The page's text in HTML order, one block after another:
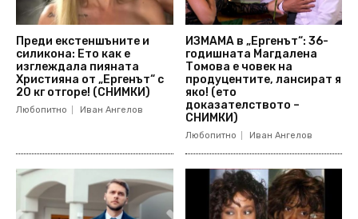
Преди екстеншъните и
силикона: Ето как е
изглеждала пияната
Християна от „Ергенът“ с
20 кг отгоре! (СНИМКИ)
Любопитно Иван Ангелов
ИЗМАМА в „Ергенът“: 36-
годишната Магдалена
Томова е човек на
продуцентите, лансират я
яко! (ето
доказателството –
СНИМКИ)
Любопитно Иван Ангелов